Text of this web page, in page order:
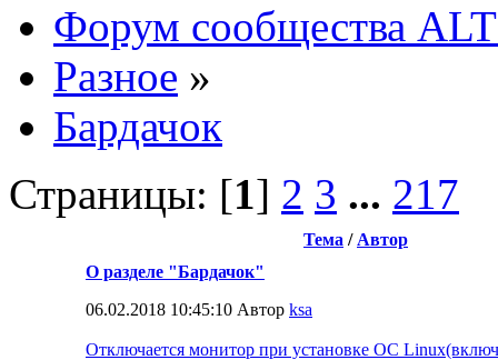
Форум сообщества
Разное »
Бардачок
Страницы: [1] 2 3 ... 217
Тема / Автор
О разделе "Бардачок"
06.02.2018 10:45:10 Автор ksa
Отключается монитор при установке ОС